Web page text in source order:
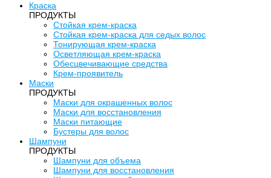
Краска
ПРОДУКТЫ
Стойкая крем-краска
Стойкая крем-краска для седых волос
Тонирующая крем-краска
Осветляющая крем-краска
Обесцвечивающие средства
Крем-проявитель
Маски
ПРОДУКТЫ
Маски для окрашенных волос
Маски для восстановления
Маски питающие
Бустеры для волос
Шампуни
ПРОДУКТЫ
Шампуни для объема
Шампуни для восстановления